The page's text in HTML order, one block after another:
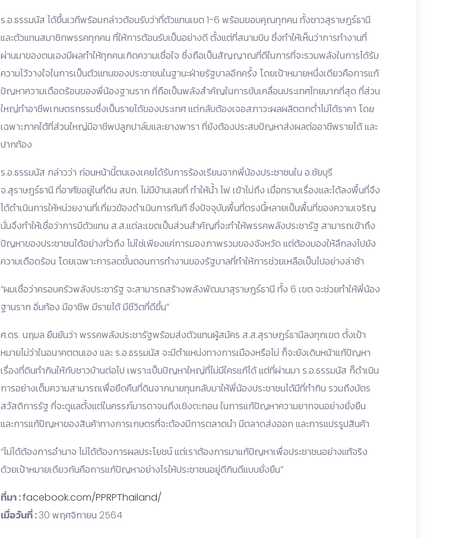
ร.อ.ธรรมนัส ได้ขึ้นเวทีพร้อมกล่าวต้อนรับว่าที่ตัวแทนเขต 1-6 พร้อมขอบคุณทุกคน ทั้งชาวสุราษฎร์ธานี
และตัวแทนสมาชิกพรรคทุกคน ที่ให้การต้อนรับเป็นอย่างดี ตั้งแต่ที่สนามบิน ซึ่งทำให้เห็นว่าการทำงานที่
ผ่านมาของตนเองมีผลทำให้ทุกคนเกิดความเชื่อใจ ซึ่งถือเป็นสัญญาณที่ดีในการที่จะรวมพลังในการได้รับ
ความไว้วางใจในการเป็นตัวแทนของประชาชนในฐานะฝ่ายรัฐบาลอีกครั้ง โดยเป้าหมายหนึ่งเดียวคือการแก้
ปัญหาความเดือดร้อนของพี่น้องฐานราก ที่ถือเป็นพลังสำคัญในการขับเคลื่อนประเทศไทยมากที่สุด ที่ส่วน
ใหญ่ทำอาชีพเกษตรกรรมซึ่งเป็นรายได้ของประเทศ แต่กลับต้องเจอสภาวะผลผลิตตกต่ำไม่ได้ราคา โดย
เฉพาะภาคใต้ที่ส่วนใหญ่มีอาชีพปลูกปาล์มและยางพารา ที่ยังต้องประสบปัญหาส่งผลต่ออาชีพรายได้ และ
ปากท้อง
ร.อ.ธรรมนัส กล่าวว่า ก่อนหน้านี้ตนเองเคยได้รับการร้องเรียนจากพี่น้องประชาชนใน อ.ชัยบุรี
จ.สุราษฎร์ธานี ที่อาศัยอยู่ในที่ดิน สปก. ไม่มีบ้านเลขที่ ทำให้น้ำ ไฟ เข้าไม่ถึง เมื่อทราบเรื่องและได้ลงพื้นที่จึง
ได้ดำเนินการให้หน่วยงานที่เกี่ยวข้องดำเนินการทันที ซึ่งปัจจุบันพื้นที่ตรงนี้หลายเป็นพื้นที่ของความเจริญ
นั่นจึงทำให้เชื่อว่าการมีตัวแทน ส.ส.แต่ละเขตเป็นส่วนสำคัญที่จะทำให้พรรคพลังประชารัฐ สามารถเข้าถึง
ปัญหาของประชาชนได้อย่างทั่วถึง ไม่ใช่เพียงแค่การมองภาพรวมของจังหวัด แต่ต้องมองให้ลึกลงไปยัง
ความเดือดร้อน โดยเฉพาะการลดขั้นตอนการทำงานของรัฐบาลที่ทำให้การช่วยเหลือเป็นไปอย่างล่าช้า
“ผมเชื่อว่าครอบครัวพลังประชารัฐ จะสามารถสร้างพลังพัฒนาสุราษฎร์ธานี ทั้ง 6 เขต จะช่วยทำให้พี่น้อง
ฐานราก อิ่มท้อง มีอาชีพ มีรายได้ มีชีวิตที่ดีขึ้น”
ศ.ดร. นฤมล ยืนยันว่า พรรคพลังประชารัฐพร้อมส่งตัวแทนผู้สมัคร ส.ส.สุราษฎร์ธานีลงทุกเขต ตั้งเป้า
หมายไม่ว่าในอนาคตตนเอง และ ร.อ.ธรรมนัส จะมีตำแหน่งทางการเมืองหรือไม่ ก็จะยังเดินหน้าแก้ปัญหา
เรื่องที่ดินทำกินให้กับชาวบ้านต่อไป เพราะเป็นปัญหาใหญ่ที่ไม่มีใครแก้ได้ แต่ที่ผ่านมา ร.อ.ธรรมนัส ก็ดำเนิน
การอย่างเต็มความสามารถเพื่อยึดคืนที่ดินจากนายทุนกลับมาให้พี่น้องประชาชนได้มีที่ทำกิน รวมถึงบัตร
สวัสดิการรัฐ ที่จะดูแลตั้งแต่ในครรภ์มารดาจนถึงเชิงตะกอน ในการแก้ปัญหาความยากจนอย่างยั่งยืน
และการแก้ปัญหาของสินค้าทางการเกษตรที่จะต้องมีการตลาดนำ มีตลาดส่งออก และการแปรรูปสินค้า
“ไม่ได้ต้องการอำนาจ ไม่ได้ต้องการผลประโยชน์ แต่เราต้องการมาแก้ปัญหาเพื่อประชาชนอย่างแท้จริง
ด้วยเป้าหมายเดียวกันคือการแก้ปัญหาอย่างไรให้ประชาชนอยู่ดีกินดีแบบยั่งยืน”
ที่มา :facebook.com/PPRPThailand/
เมื่อวันที่ :30 พฤศจิกายน 2564